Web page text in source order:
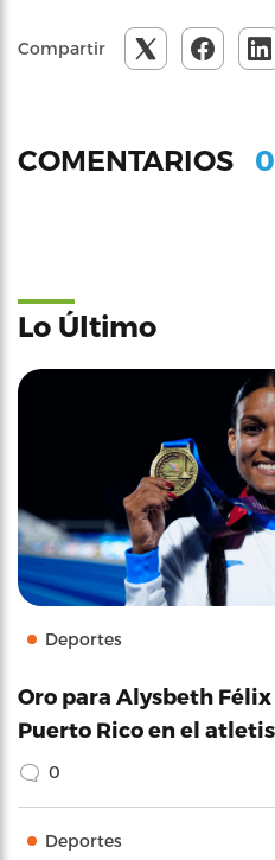
Compartir
COMENTARIOS 0
Lo Último
Deportes
Oro para Alysbeth
Puerto Rico en el
0
Deportes